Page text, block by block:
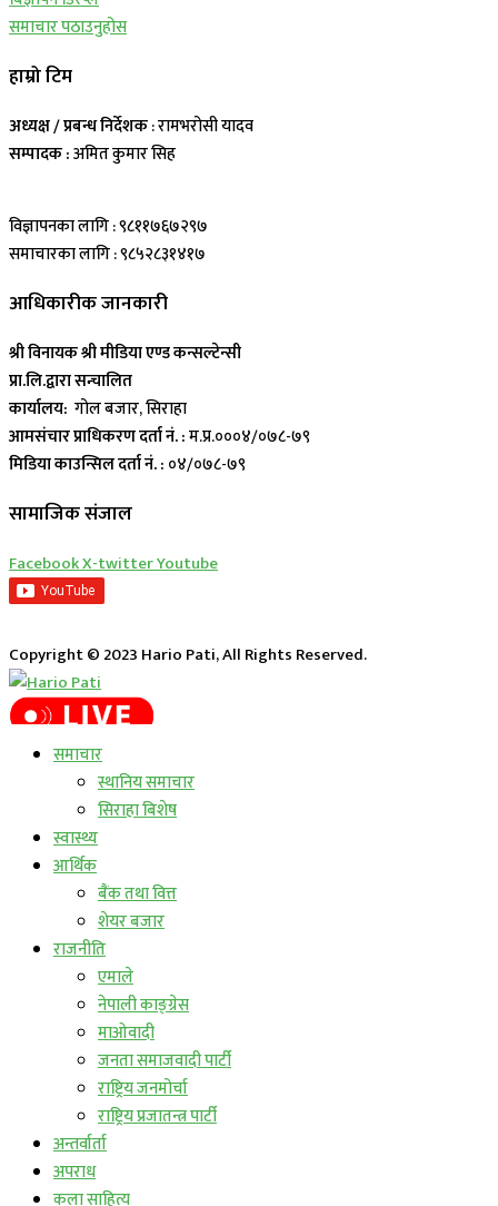
समाचार पठाउनुहोस
हाम्रो टिम
अध्यक्ष / प्रबन्ध निर्देशक: रामभरोसी यादव
सम्पादक :अमित कुमार सिह
विज्ञापनका लागि : ९८११७६७२९७
समाचारका लागि : ९८५२८३१४१७
आधिकारीक जानकारी
श्री विनायक श्री मीडिया एण्ड कन्सल्टेन्सी
प्रा.लि.द्वारा सन्चालित
कार्यालय: गोल बजार, सिराहा
आमसंचार प्राधिकरण दर्ता नं. :म.प्र.०००४/०७८-७९
मिडिया काउन्सिल दर्ता नं. : ०४/०७८-७९
सामाजिक संजाल
FacebookX-twitterYoutube
Copyright © 2023 Hario Pati, All Rights Reserved.
लाईभ कार्यक्रम
समाचार
स्थानिय समाचार
सिराहा बिशेष
स्वास्थ्य
आर्थिक
बैंक तथा वित्त
शेयर बजार
राजनीति
एमाले
नेपाली काङ्ग्रेस
माओवादी
जनता समाजवादी पार्टी
राष्ट्रिय जनमोर्चा
राष्ट्रिय प्रजातन्त्र पार्टी
अन्तर्वार्ता
अपराध
कला साहित्य